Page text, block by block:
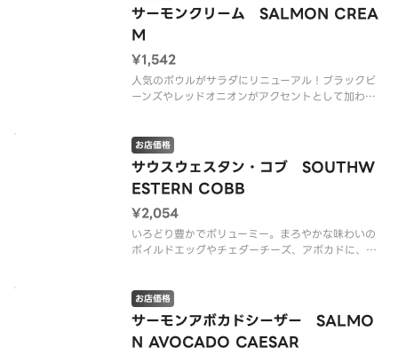
※アレルゲン情報はCRISP SALAD WORKSの公式
ウェブサイトでご確認ください。
※
サーモンクリーム SALMON CREA
M
¥1,542
人気のボウルがサラダにリニューアル！ブラックビ
ーンズやレッドオニオンがアクセントとして加わ
るのもオススメですよ。
※アレルゲン情報はCRISP SALAD WORK
サウスウェスタン・コブ SOUTHW
ESTERN COBB
お店価格
¥2,054
いろどり豊かでボリューミー。まろやかな味わいの
ボイルドエッグやチェダーチーズ、アボカドに、乳
※アレルゲン情報はCRISP SALAD WORKSの公式
ウェブサイトでご確
サーモンアボカドシーザー SALMO
N AVOCADO CAESAR
お店価格